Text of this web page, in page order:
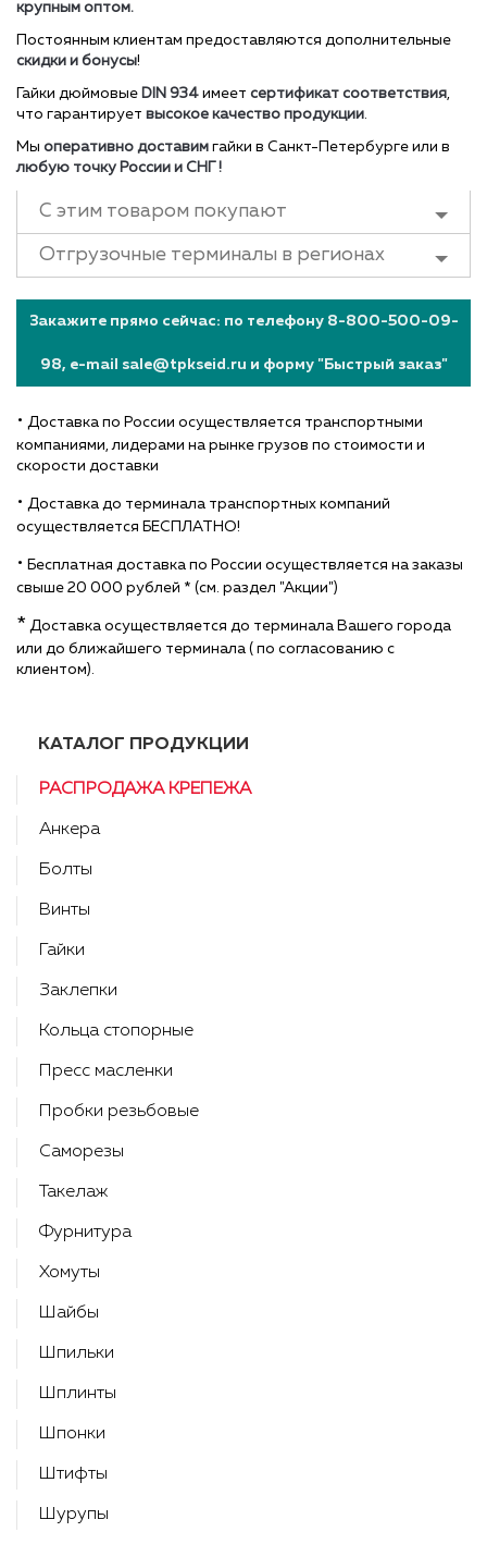
крупным оптом.
Постоянным клиентам предоставляются дополнительные
скидки и бонусы!
Гайки дюймовые DIN 934 имеет сертификат соответствия,
что гарантирует высокое качество продукции.
Мы оперативно доставим гайки в Санкт-Петербурге или в
любую точку России и СНГ !
С этим товаром покупают
Отгрузочные терминалы в регионах
Закажите прямо сейчас: по телефону 8-800-500-09-
98, e-mail sale@tpkseid.ru и форму "Быстрый заказ"
• Доставка по России осуществляется транспортными
компаниями, лидерами на рынке грузов по стоимости и
скорости доставки
• Доставка до терминала транспортных компаний
осуществляется БЕСПЛАТНО!
• Бесплатная доставка по России осуществляется на заказы
свыше 20 000 рублей * (см. раздел "Акции")
* Доставка осуществляется до терминала Вашего города
или до ближайшего терминала ( по согласованию с
клиентом).
КАТАЛОГ ПРОДУКЦИИ
РАСПРОДАЖА КРЕПЕЖА
Анкера
Болты
Винты
Гайки
Заклепки
Кольца стопорные
Пресс масленки
Пробки резьбовые
Саморезы
Такелаж
Фурнитура
Хомуты
Шайбы
Шпильки
Шплинты
Шпонки
Штифты
Шурупы